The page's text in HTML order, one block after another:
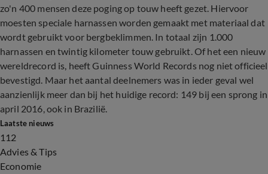
zo'n 400 mensen deze poging op touw heeft gezet. Hiervoor
moesten speciale harnassen worden gemaakt met materiaal dat
wordt gebruikt voor bergbeklimmen. In totaal zijn 1.000
harnassen en twintig kilometer touw gebruikt. Of het een nieuw
wereldrecord is, heeft Guinness World Records nog niet officieel
bevestigd. Maar het aantal deelnemers was in ieder geval wel
aanzienlijk meer dan bij het huidige record: 149 bij een sprong in
april 2016, ook in Brazilië.
Laatste nieuws
112
Advies & Tips
Economie